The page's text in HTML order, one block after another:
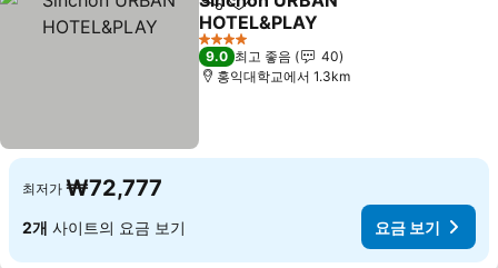
공유 즐겨찾기에 추가
HOTEL&PLAY
요금 보기
4 성급
9.0 최고 좋음
40
홍익대학교에서 1.3km
최저가 ₩72,777
2개 사이트의 요금 보기 요금 보기